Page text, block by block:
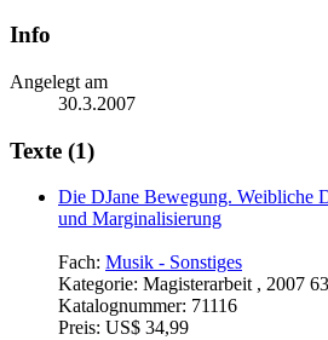
Info
Angelegt am
30.3.2007
Texte (1)
Die DJane Bewegung. Weibliche
und Marginalisierung
Fach: Musik - Sonstiges
Kategorie: Magisterarbeit , 2007
Katalognummer: 71116
Preis: US$ 34,99